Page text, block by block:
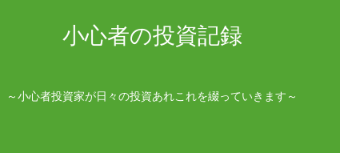
小心者の投資記録
～小心者投資家が日々の投資あれこれを綴っていきます～